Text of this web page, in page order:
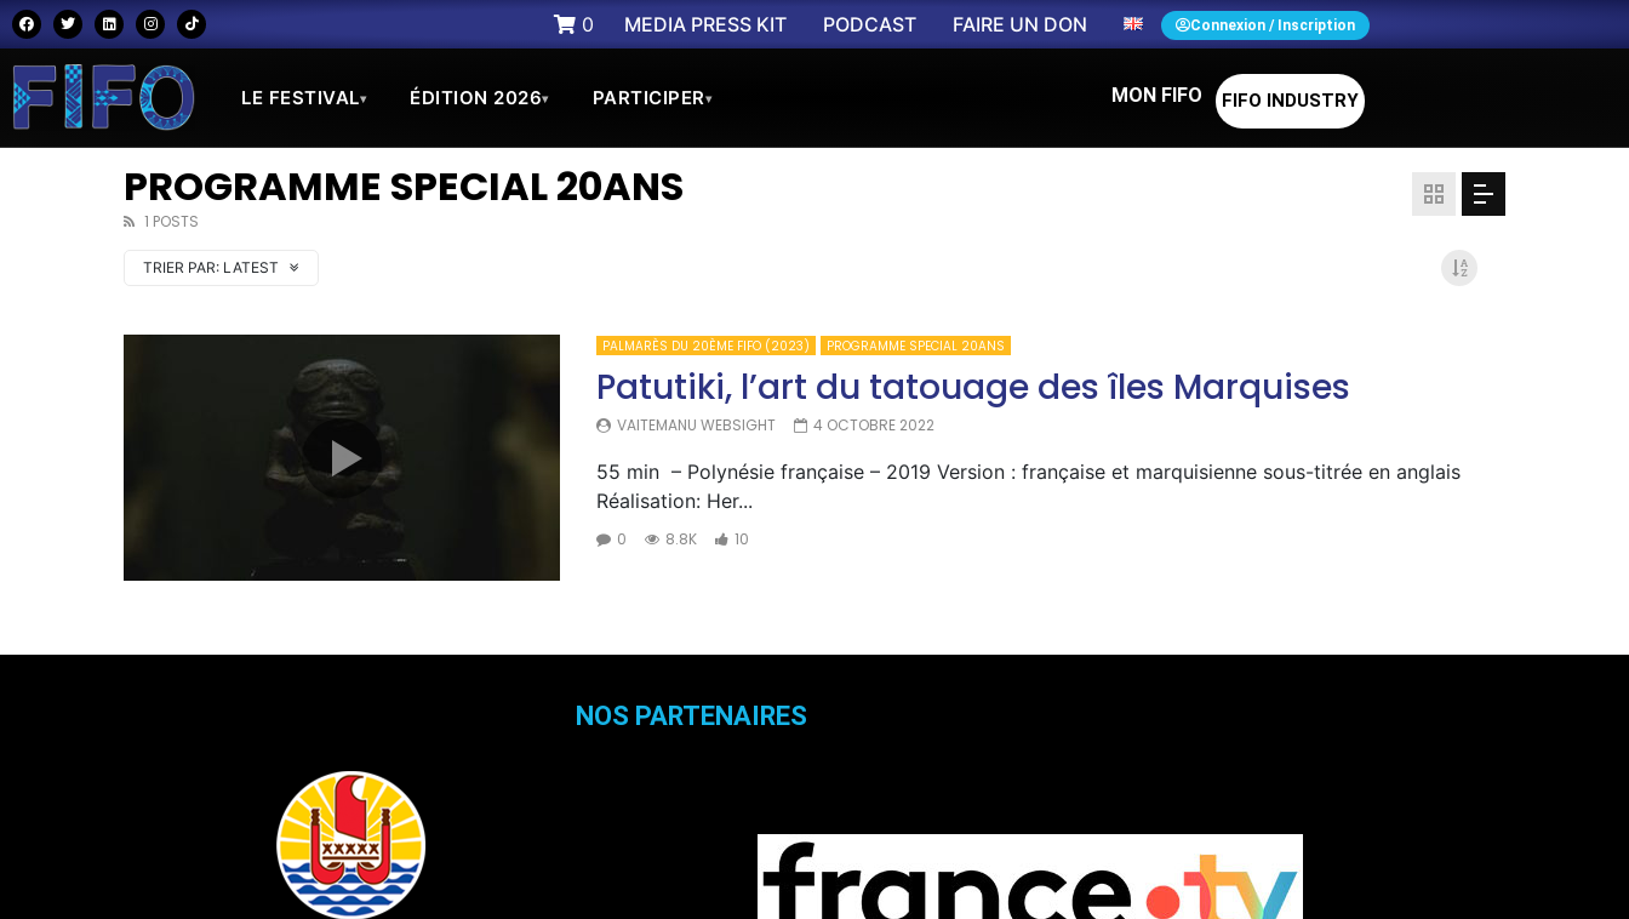
0 MEDIA PRESS KIT PODCAST FAIRE UN DON Connexion / Inscription
LE FESTIVAL▾ ÉDITION 2026▾ PARTICIPER▾ MON FIFO FIFO INDUSTRY
PROGRAMME SPECIAL 20ANS
1 POSTS
TRIER PAR: LATEST
PALMARÈS DU 20ÈME FIFO (2023) PROGRAMME SPECIAL 20ANS
Patutiki, l’art du tatouage des îles Marquises
VAITEMANU WEBSIGHT 4 OCTOBRE 2022
55 min – Polynésie française – 2019 Version : française et marquisienne sous-titrée en anglais
Réalisation: Her...
0 8.8K 10
NOS PARTENAIRES